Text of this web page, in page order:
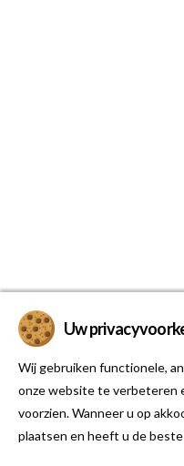
Uw
Wij gebruiken functionele,
onze website te verbeteren
voorzien. Wanneer u op
plaatsen en heeft u de